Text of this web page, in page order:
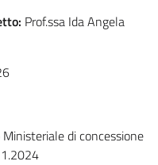
Prof.ssa Ida Angela
di concessione